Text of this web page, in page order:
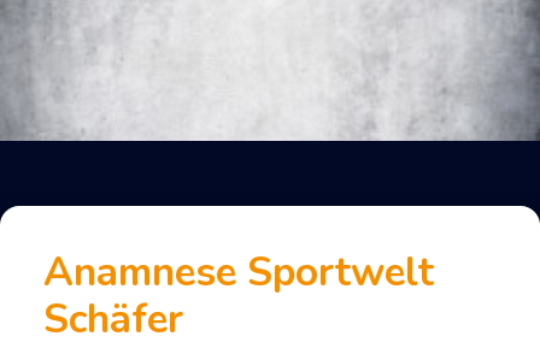
Anamnese Sportwelt
Schäfer